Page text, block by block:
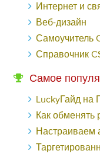
Интернет и
Веб-дизайн
Самоучитель
Справочник
Самое
LuckyГайд на Гардемакс
Как обменять рубли
Настраиваем аудиторный
Таргетированная реклама в